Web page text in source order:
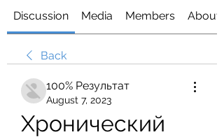
Discussion Media Members About
Back
100% Результат
August 7, 2023
Хронический